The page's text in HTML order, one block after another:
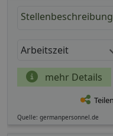
Arbeitszeit
mehr Details
Teilen
Quelle: germanpersonnel.de